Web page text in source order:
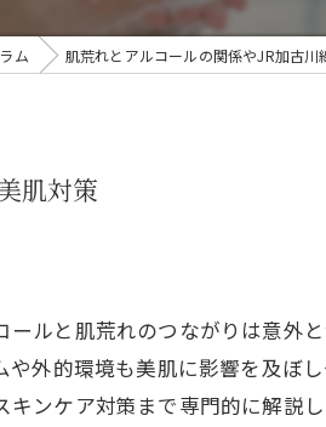
シミ
ム 肌荒れとアルコールの関係やJR加古
肌対策
ルと肌荒れのつながりは意外
外的環境も美肌に影響を及ぼ
ンケア対策まで専門的に解説